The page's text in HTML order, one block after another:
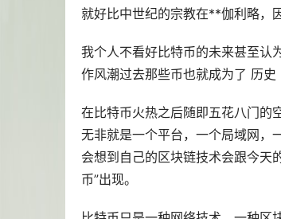
就好比中世纪的宗教在**伽利略，
我个人不看好比特币的未来甚至认
作风潮过去那些币也就成为了 历
在比特币火热之后随即五花八门的
无非就是一个平台，一个局域网，
会想到自己的区块链技术会跟今天
币”出现。